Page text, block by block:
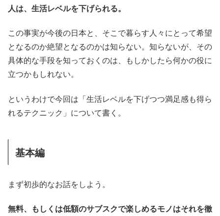
人は、生活レベルを下げられる。
この事実が今後の日本と、そこで暮らす人々にとって希望
となるのか絶望となるのかは知らない。知らないが、その
具体的な手段を知っておくのは、もしかしたら何かの役に
立つかもしれない。
というわけで今回は「生活レベルを下げつつ満足感も得ら
れるテクニック」について書く。
基本編
まず初歩的なお話をしよう。
無料、もしくは低額のサブスクで楽しめるモノはそれを徹